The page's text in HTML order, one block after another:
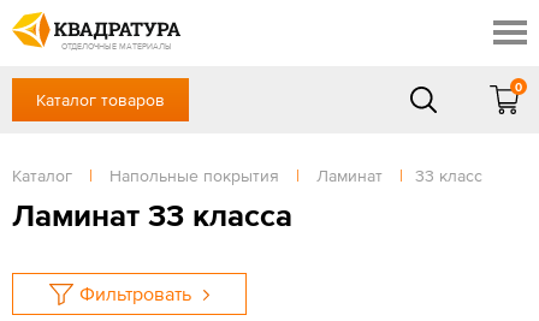
ОТДЕЛОЧНЫЕ МАТЕРИАЛЫ
Скидки
Акции
Готовые решения
Доставка и оплата
Отзывы
+7 (863) 309-13-16
Сб, Вс — выходной
ЗАКАЗАТЬ ЗВОНОК
Каталог товаров
0
Каталог | Напольные покрытия | Ламинат | 33 класс
Ламинат 33 класса
Фильтровать